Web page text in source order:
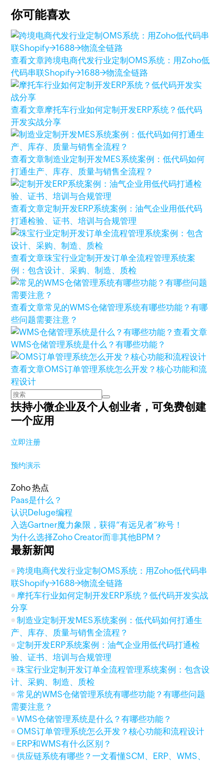
你可能喜欢
查看文章跨境电商代发行业定制OMS系统：用Zoho低
代码串联Shopify→1688→物流全链路
查看文章摩托车行业如何定制开发ERP系统？低代码
开发实战分享
查看文章制造业定制开发MES系统案例：低代码如何
打通生产、库存、质量与销售全流程？
查看文章定制开发ERP系统案例：油气企业用低代码
打通检验、证书、培训与合规管理
查看文章珠宝行业定制开发订单全流程管理系统案
例：包含设计、采购、制造、质检
查看文章常见的WMS仓储管理系统有哪些功能？有哪
些问题需要注意？
查看文章
WMS仓储管理系统是什么？有哪些功能？
查看文章OMS订单管理系统怎么开发？核心功能和流
程设计
扶持小微企业及个人创业者，可免费创建
一个应用
立即注册
预约演示
Zoho 热点
Paas是什么？
认识Deluge编程
入选Gartner魔力象限，获得“有远见者”称号！
为什么选择Zoho Creator而非其他BPM？
最新新闻
跨境电商代发行业定制OMS系统：用Zoho低代码串
联Shopify→1688→物流全链路
摩托车行业如何定制开发ERP系统？低代码开发实战
分享
制造业定制开发MES系统案例：低代码如何打通生
产、库存、质量与销售全流程？
定制开发ERP系统案例：油气企业用低代码打通检
验、证书、培训与合规管理
珠宝行业定制开发订单全流程管理系统案例：包含设
计、采购、制造、质检
常见的WMS仓储管理系统有哪些功能？有哪些问题
需要注意？
WMS仓储管理系统是什么？有哪些功能？
OMS订单管理系统怎么开发？核心功能和流程设计
ERP和WMS有什么区别？
供应链系统有哪些？一文看懂SCM、ERP、WMS、